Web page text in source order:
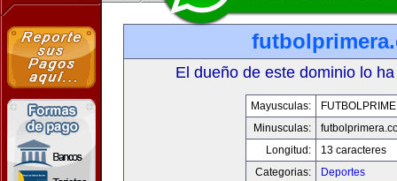
El dueño de este dominio lo
Mayusculas:
Minusculas:
Longitud:
13 caracteres
Categorias:
Deportes